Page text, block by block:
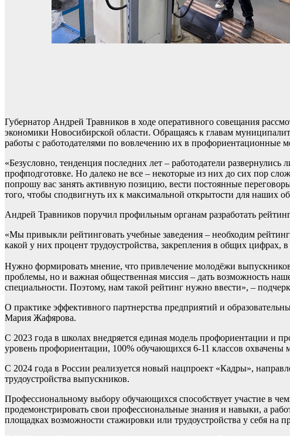
Губернатор Андрей Травников в ходе оперативного совещания
экономики Новосибирской области. Обращаясь к главам
работы с работодателями по вовлечению их в профориентационные
«Безусловно, тенденция последних лет – работодатели
профподготовке. Но далеко не все – некоторые из них до сих пор
попрошу вас занять активную позицию, вести постоянные
того, чтобы сподвигнуть их к максимальной открытости для наших
Андрей Травников поручил профильным органам разработать
«Мы привыкли рейтинговать учебные заведения – необходим
какой у них процент трудоустройства, закрепления в общих цифрах,
Нужно формировать мнение, что привлечение молодёжи
проблемы, но и важная общественная миссия – дать возможность
специальности. Поэтому, нам такой рейтинг нужно ввести», –
О практике эффективного партнерства предприятий и
Мария Жафярова.
С 2023 года в школах внедряется единая модель профориентации и
уровень профориентации, 100% обучающихся 6-11 классов охвачены
С 2024 года в России реализуется новый нацпроект «Кадры»,
трудоустройства выпускников.
Профессиональному выбору обучающихся способствует участие в
продемонстрировать свои профессиональные знания и навыки, а
площадках возможности стажировки или трудоустройства у себя на